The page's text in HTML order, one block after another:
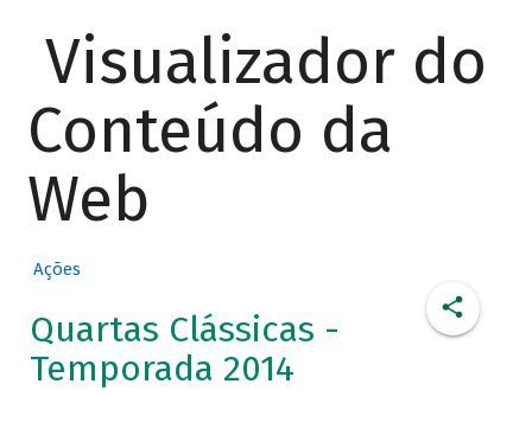
Visualizador do
Conteúdo da
Web
Ações
Quartas Clássicas -
Temporada 2014